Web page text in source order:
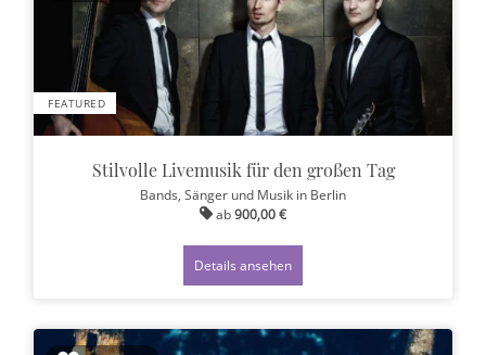
FEATURED
Stilvolle Livemusik für den großen Tag
Bands, Sänger und Musik in Berlin
ab900,00 €
Details ansehen